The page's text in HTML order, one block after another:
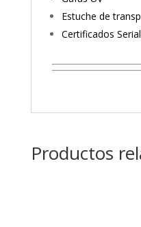
Estuche de
Certificados
Productos